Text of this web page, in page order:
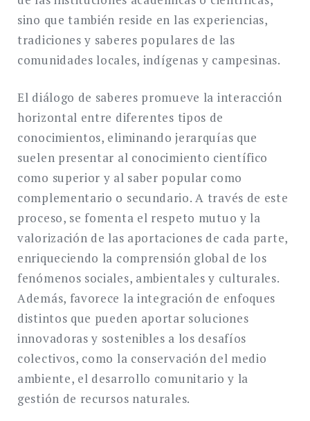
sino que también reside en las experiencias,
tradiciones y saberes populares de las
comunidades locales, indígenas y campesinas.
El diálogo de saberes promueve la interacción
horizontal entre diferentes tipos de
conocimientos, eliminando jerarquías que
suelen presentar al conocimiento científico
como superior y al saber popular como
complementario o secundario. A través de este
proceso, se fomenta el respeto mutuo y la
valorización de las aportaciones de cada parte,
enriqueciendo la comprensión global de los
fenómenos sociales, ambientales y culturales.
Además, favorece la integración de enfoques
distintos que pueden aportar soluciones
innovadoras y sostenibles a los desafíos
colectivos, como la conservación del medio
ambiente, el desarrollo comunitario y la
gestión de recursos naturales.